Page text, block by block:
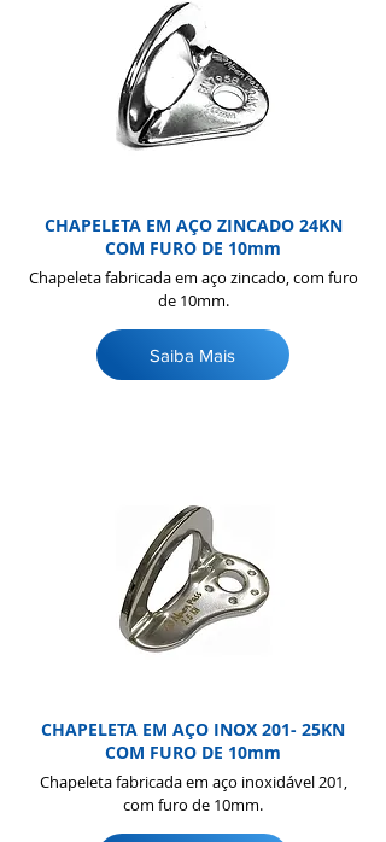
CHAPELETA EM AÇO ZINCADO 24KN
COM FURO DE 10mm
Chapeleta fabricada em aço zincado, com furo
de 10mm.
Saiba Mais
CHAPELETA EM AÇO INOX 201- 25KN
COM FURO DE 10mm
Chapeleta fabricada em aço inoxidável 201,
com furo de 10mm.